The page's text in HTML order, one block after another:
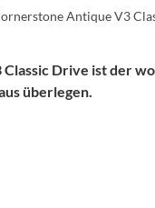
Antique V3
Drive ist der
überlegen.